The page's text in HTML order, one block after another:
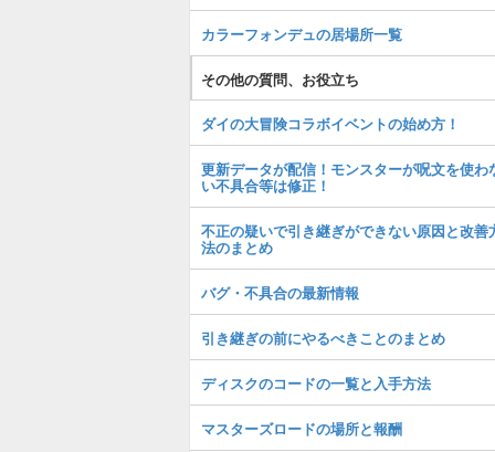
カラーフォンデュの居場所一覧
その他の質問、お役立ち
ダイの大冒険コラボイベントの始め方！
更新データが配信！モンスターが呪文を使わ
い不具合等は修正！
不正の疑いで引き継ぎができない原因と改善
法のまとめ
バグ・不具合の最新情報
引き継ぎの前にやるべきことのまとめ
ディスクのコードの一覧と入手方法
マスターズロードの場所と報酬